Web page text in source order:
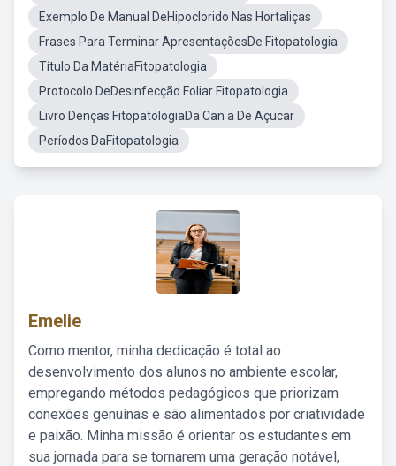
Exemplo De Manual DeHipoclorido Nas Hortaliças
Frases Para Terminar ApresentaçõesDe Fitopatologia
Título Da MatériaFitopatologia
Protocolo DeDesinfecção Foliar Fitopatologia
Livro Denças FitopatologiaDa Can a De Açucar
Períodos DaFitopatologia
Emelie
Como mentor, minha dedicação é total ao
desenvolvimento dos alunos no ambiente escolar,
empregando métodos pedagógicos que priorizam
conexões genuínas e são alimentados por criatividade
e paixão. Minha missão é orientar os estudantes em
sua jornada para se tornarem uma geração notável,